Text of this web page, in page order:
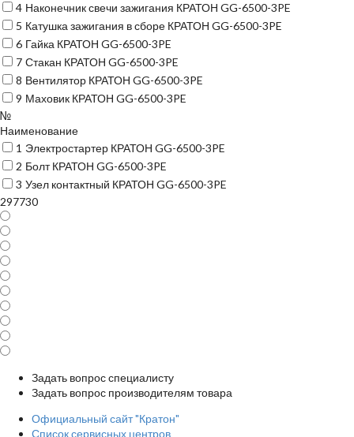
4 Наконечник свечи зажигания КРАТОН GG-6500-3PE
5 Катушка зажигания в сборе КРАТОН GG-6500-3PE
6 Гайка КРАТОН GG-6500-3PE
7 Стакан КРАТОН GG-6500-3PE
8 Вентилятор КРАТОН GG-6500-3PE
9 Маховик КРАТОН GG-6500-3PE
№
Наименование
1 Электростартер КРАТОН GG-6500-3PE
2 Болт КРАТОН GG-6500-3PE
3 Узел контактный КРАТОН GG-6500-3PE
297730
Задать вопрос специалисту
Задать вопрос производителям товара
Официальный сайт "Кратон"
Список сервисных центров